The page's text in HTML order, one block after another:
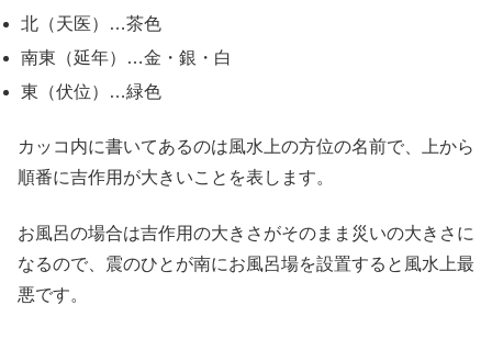
北（天医）…茶色
南東（延年）…金・銀・白
東（伏位）…緑色
カッコ内に書いてあるのは風水上の方位の名前で、上から
順番に吉作用が大きいことを表します。
お風呂の場合は吉作用の大きさがそのまま災いの大きさに
なるので、震のひとが南にお風呂場を設置すると風水上最
悪です。